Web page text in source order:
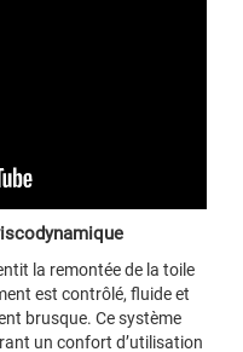
la remontée de la toile
est contrôlé, fluide et
brusque. Ce système
un confort d’utilisation